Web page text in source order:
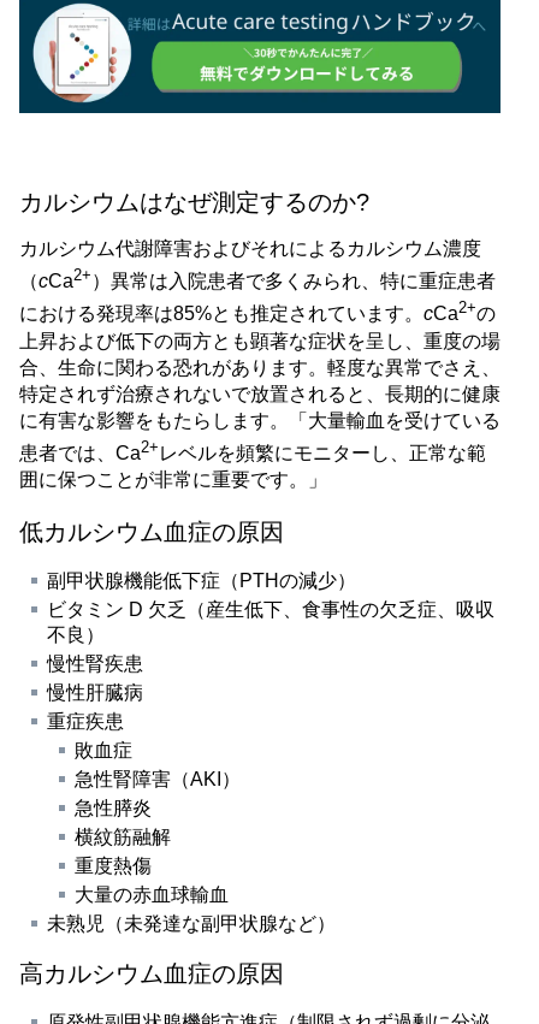
カルシウムはなぜ測定するのか?
カルシウム代謝障害およびそれによるカルシウム濃度
（cCa2+ ）異常は入院患者で多くみられ、特に重症患者
における発現率は85%とも推定されています。 cCa2+の
上昇および低下の両方とも顕著な症状を呈し、重度の場
合、生命に関わる恐れがあります。軽度な異常でさえ、
特定されず治療されないで放置されると、長期的に健康
に有害な影響をもたらします。「大量輸血を受けている
患者では、Ca2+ レベルを頻繁にモニターし、正常な範
囲に保つことが非常に重要です。」
低カルシウム血症の原因
副甲状腺機能低下症（PTHの減少）
ビタミン D 欠乏（産生低下、食事性の欠乏症、吸収
不良）
慢性腎疾患
慢性肝臓病
重症疾患
敗血症
急性腎障害（AKI）
急性膵炎
横紋筋融解
重度熱傷
大量の赤血球輸血
未熟児（未発達な副甲状腺など）
高カルシウム血症の原因